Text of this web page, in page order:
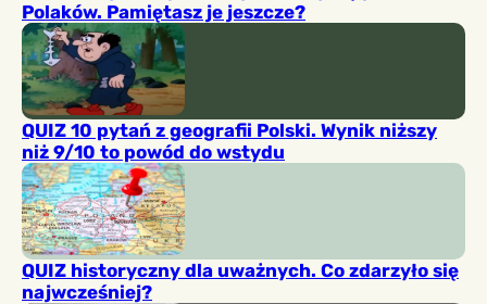
Polaków. Pamiętasz je jeszcze?
QUIZ 10 pytań z geografii Polski. Wynik niższy
niż 9/10 to powód do wstydu
QUIZ historyczny dla uważnych. Co zdarzyło się
najwcześniej?